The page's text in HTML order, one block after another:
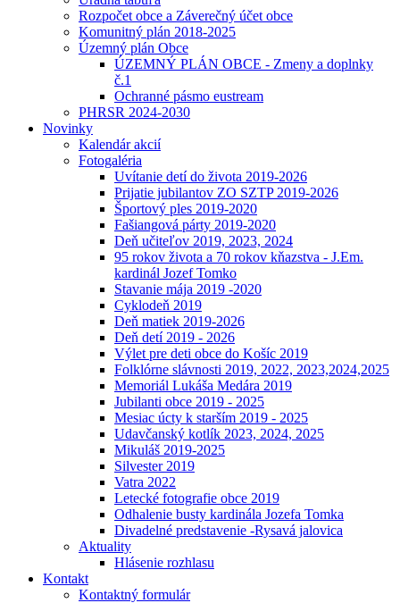
Rozpočet obce a Záverečný účet obce
Komunitný plán 2018-2025
Územný plán Obce
ÚZEMNÝ PLÁN OBCE - Zmeny a doplnky
č.1
Ochranné pásmo eustream
PHRSR 2024-2030
Novinky
Kalendár akcií
Fotogaléria
Uvítanie detí do života 2019-2026
Prijatie jubilantov ZO SZTP 2019-2026
Športový ples 2019-2020
Fašiangová párty 2019-2020
Deň učiteľov 2019, 2023, 2024
95 rokov života a 70 rokov kňazstva - J.Em.
kardinál Jozef Tomko
Stavanie mája 2019 -2020
Cyklodeň 2019
Deň matiek 2019-2026
Deň detí 2019 - 2026
Výlet pre deti obce do Košíc 2019
Folklórne slávnosti 2019, 2022, 2023,2024,2025
Memoriál Lukáša Medára 2019
Jubilanti obce 2019 - 2025
Mesiac úcty k starším 2019 - 2025
Udavčanský kotlík 2023, 2024, 2025
Mikuláš 2019-2025
Silvester 2019
Vatra 2022
Letecké fotografie obce 2019
Odhalenie busty kardinála Jozefa Tomka
Divadelné predstavenie -Rysavá jalovica
Aktuality
Hlásenie rozhlasu
Kontakt
Kontaktný formulár